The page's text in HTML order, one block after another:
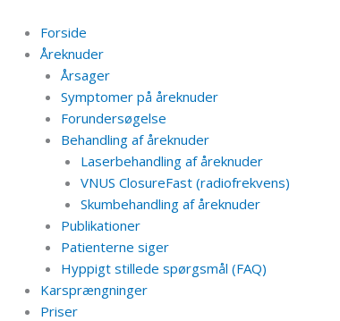
indholdet
Forside
Åreknuder
Årsager
Symptomer på åreknuder
Forundersøgelse
Behandling af åreknuder
Laserbehandling af åreknuder
VNUS ClosureFast (radiofrekvens)
Skumbehandling af åreknuder
Publikationer
Patienterne siger
Hyppigt stillede spørgsmål (FAQ)
Karsprængninger
Priser